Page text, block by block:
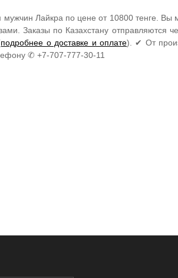
Лайкра по цене от 10800 тенге. Вы
Заказы по Казахстану отправляются
подробнее о доставке и оплате). ✔ От
✆ +7-707-777-30-11